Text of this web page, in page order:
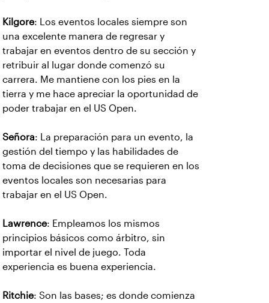
Kilgore: Los eventos locales siempre son
una excelente manera de regresar y
trabajar en eventos dentro de su sección y
retribuir al lugar donde comenzó su
carrera. Me mantiene con los pies en la
tierra y me hace apreciar la oportunidad de
poder trabajar en el US Open.
Señora: La preparación para un evento, la
gestión del tiempo y las habilidades de
toma de decisiones que se requieren en los
eventos locales son necesarias para
trabajar en el US Open.
Lawrence: Empleamos los mismos
principios básicos como árbitro, sin
importar el nivel de juego. Toda
experiencia es buena experiencia.
Ritchie: Son las bases; es donde comienza